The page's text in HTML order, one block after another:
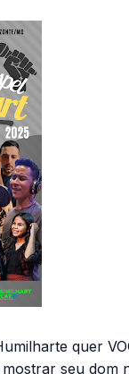
quer
seu dom